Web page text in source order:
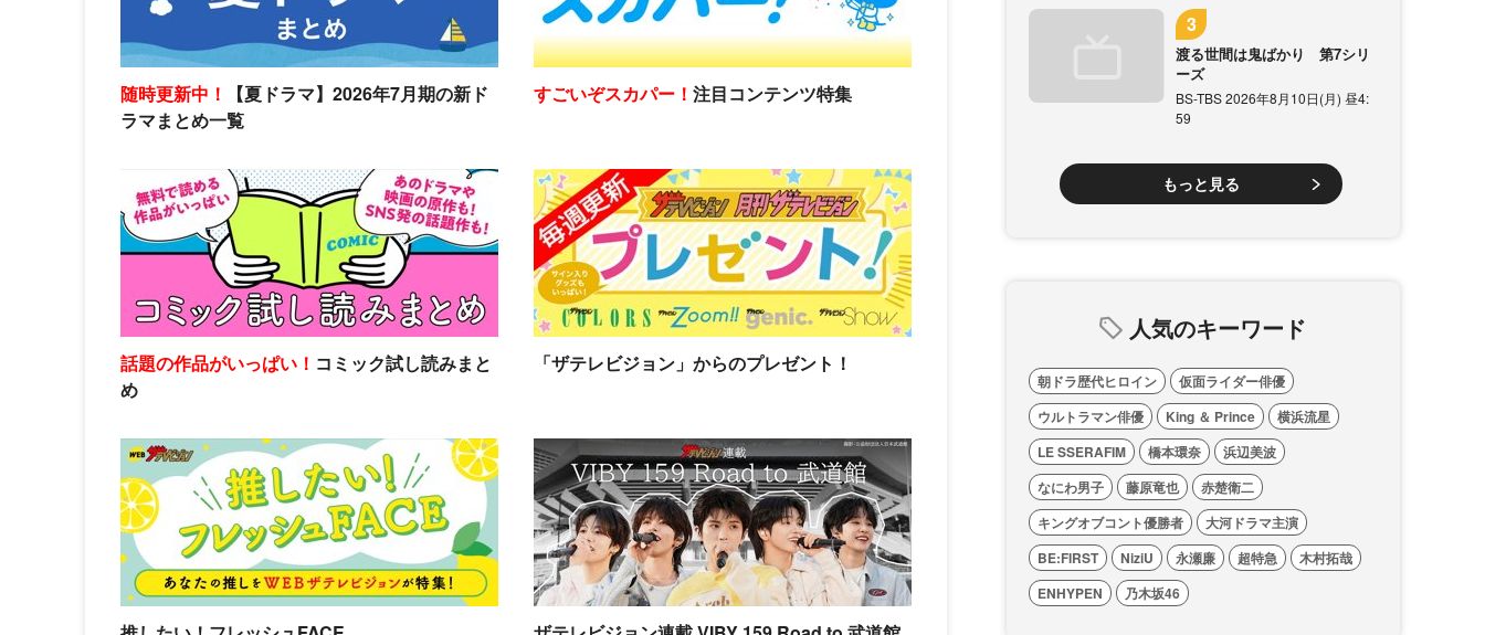
随時更新中！
【夏ドラマ】2026年7月期の新ド
ラマまとめ一覧
すごいぞスカパー！ 注目コンテンツ特集
話題の作品がいっぱい！ コミック試し読みまと
め
「ザテレビジョン」からのプレゼント！
渡る世間は鬼ばかり 第7シリ
ーズ
BS-TBS 2026年8月10日(月) 昼4:
59
もっと見る
人気のキーワード
朝ドラ歴代ヒロイン
仮面ライダー俳優
ウルトラマン俳優
King ＆ Prince
横浜流星
LE SSERAFIM
橋本環奈
浜辺美波
なにわ男子
藤原竜也
赤楚衛二
キングオブコント優勝者
大河ドラマ主演
BE:FIRST
NiziU 永瀬廉 超特急
木村拓哉
ENHYPEN
乃木坂46